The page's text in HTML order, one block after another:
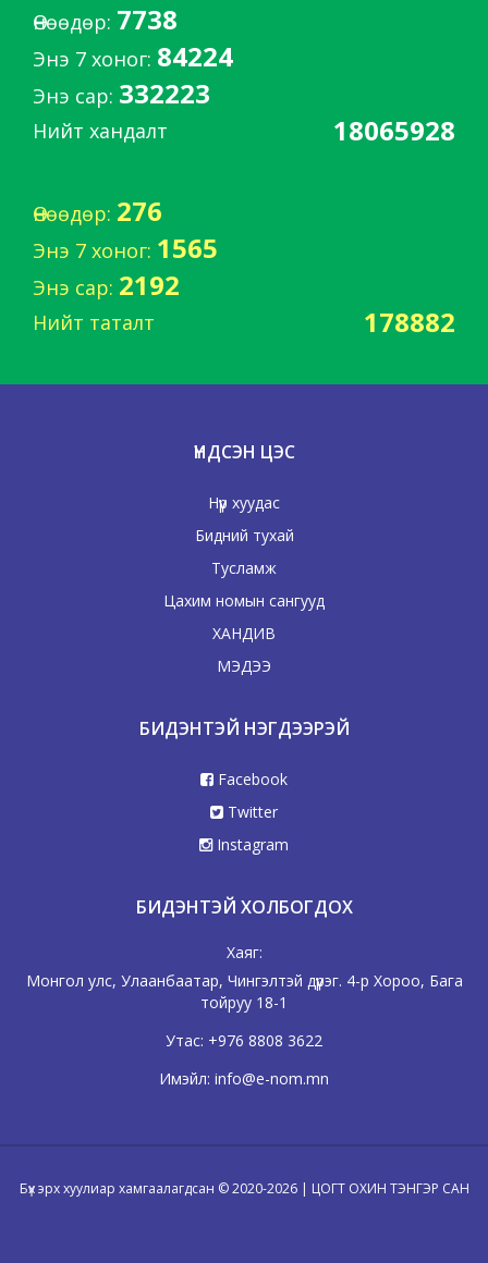
Өнөөдөр: 7738
Энэ 7 хоног: 84224
Энэ сар: 332223
Нийт хандалт 18065928
Өнөөдөр: 276
Энэ 7 хоног: 1565
Энэ сар: 2192
Нийт таталт 178882
ҮНДСЭН ЦЭС
Нүүр хуудас
Бидний тухай
Тусламж
Цахим номын сангууд
ХАНДИВ
МЭДЭЭ
БИДЭНТЭЙ НЭГДЭЭРЭЙ
Facebook
Twitter
Instagram
БИДЭНТЭЙ ХОЛБОГДОХ
Хаяг:
Монгол улс, Улаанбаатар, Чингэлтэй дүүрэг. 4-р Хороо, Бага
тойруу 18-1
Утас: +976 8808 3622
Имэйл: info@e-nom.mn
Бүх эрх хуулиар хамгаалагдсан © 2020-2026 | ЦОГТ ОХИН ТЭНГЭР САН